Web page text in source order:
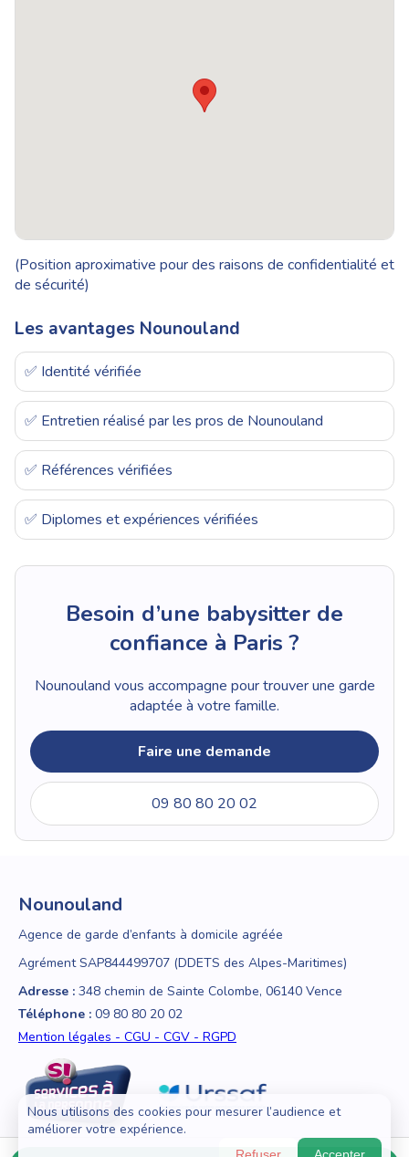
(Position aproximative pour des raisons de confidentialité et
de sécurité)
Les avantages Nounouland
✅ Identité vérifiée
✅ Entretien réalisé par les pros de Nounouland
✅ Références vérifiées
✅ Diplomes et expériences vérifiées
Besoin d’une babysitter de
confiance à Paris ?
Nounouland vous accompagne pour trouver une garde
adaptée à votre famille.
Faire une demande
09 80 80 20 02
Nounouland
Agence de garde d’enfants à domicile agréée
Agrément SAP844499707 (DDETS des Alpes-Maritimes)
Adresse : 348 chemin de Sainte Colombe, 06140 Vence
Téléphone : 09 80 80 20 02
Mention légales - CGU - CGV - RGPD
Nous utilisons des cookies pour mesurer l’audience et
améliorer votre expérience.